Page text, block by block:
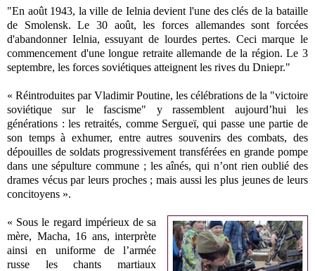
"En août 1943, la ville de Ielnia devient l'une des clés de la bataille
de Smolensk. Le 30 août, les forces allemandes sont forcées
d'abandonner Ielnia, essuyant de lourdes pertes. Ceci marque le
commencement d'une longue retraite allemande de la région. Le 3
septembre, les forces soviétiques atteignent les rives du Dniepr."
« Réintroduites par Vladimir Poutine, les célébrations de la "victoire
soviétique sur le fascisme" y rassemblent aujourd’hui les
générations : les retraités, comme Sergueï, qui passe une partie de
son temps à exhumer, entre autres souvenirs des combats, des
dépouilles de soldats progressivement transférées en grande pompe
dans une sépulture commune ; les aînés, qui n’ont rien oublié des
drames vécus par leurs proches ; mais aussi les plus jeunes de leurs
concitoyens ».
« Sous le regard impérieux de sa
mère, Macha, 16 ans, interprète
ainsi en uniforme de l’armée
russe les chants martiaux